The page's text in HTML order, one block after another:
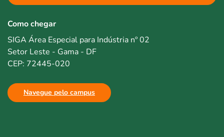
Como chegar
SIGA Área Especial para Indústria nº 02
Setor Leste - Gama - DF
CEP: 72445-020
Navegue pelo campus